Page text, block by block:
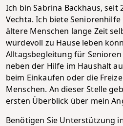
Ich bin Sabrina Backhaus, seit
Vechta. Ich biete
ältere Menschen lange Zeit
würdevoll zu Hause leben
Alltagsbegleitung für
neben der Hilfe im Haushalt
beim Einkaufen oder die
Menschen. An dieser Stelle
ersten Überblick über mein
Benötigen Sie Unterstützung